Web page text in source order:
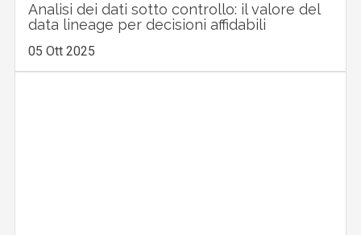
Analisi dei dati sotto controllo: il valore del
data lineage per decisioni affidabili
05 Ott 2025